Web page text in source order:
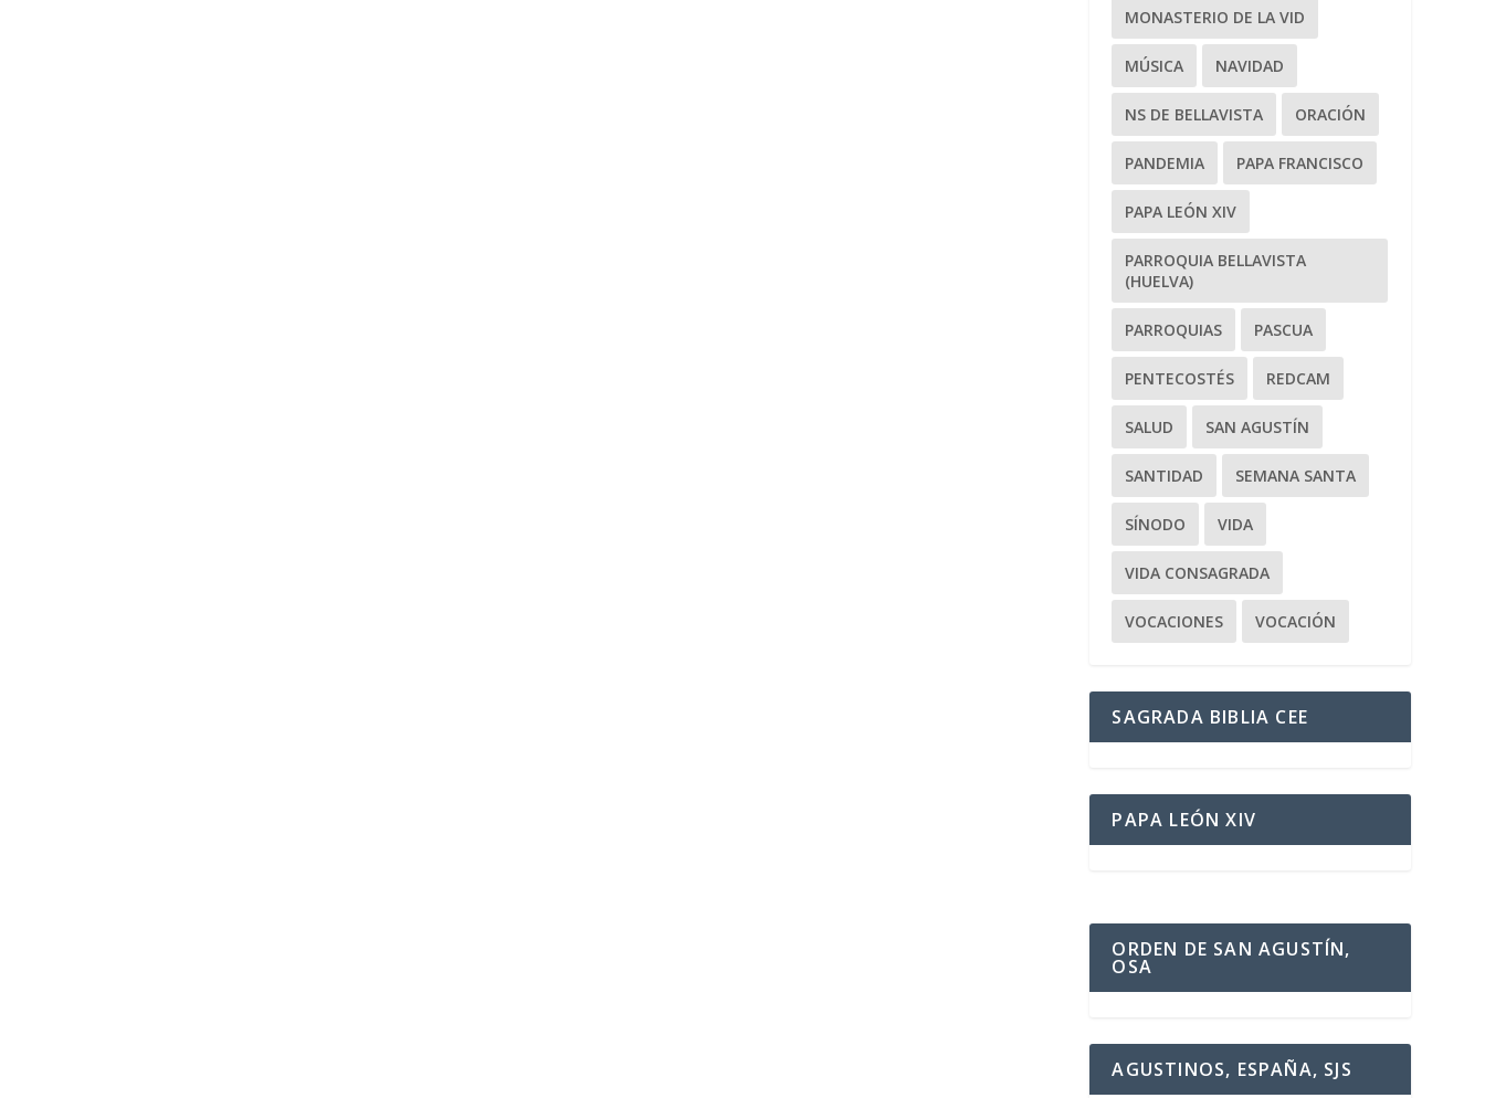
MONASTERIO DE LA VID
MÚSICA NAVIDAD
NS DE BELLAVISTA ORACIÓN
PANDEMIA PAPA FRANCISCO
PAPA LEÓN XIV
PARROQUIA BELLAVISTA
(HUELVA)
PARROQUIAS PASCUA
PENTECOSTÉS REDCAM
SALUD SAN AGUSTÍN
SANTIDAD SEMANA SANTA
SÍNODO VIDA
VIDA CONSAGRADA
VOCACIONES VOCACIÓN
SAGRADA BIBLIA CEE
PAPA LEÓN XIV
ORDEN DE SAN AGUSTÍN,
OSA
AGUSTINOS, ESPAÑA, SJS